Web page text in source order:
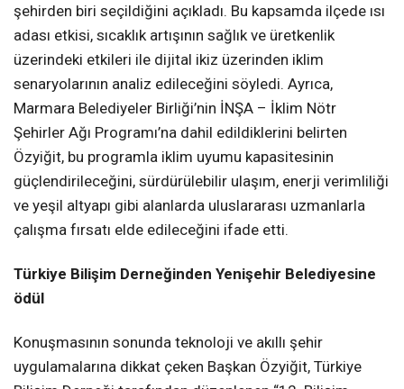
şehirden biri seçildiğini açıkladı. Bu kapsamda ilçede ısı
adası etkisi, sıcaklık artışının sağlık ve üretkenlik
üzerindeki etkileri ile dijital ikiz üzerinden iklim
senaryolarının analiz edileceğini söyledi. Ayrıca,
Marmara Belediyeler Birliği’nin İNŞA – İklim Nötr
Şehirler Ağı Programı’na dahil edildiklerini belirten
Özyiğit, bu programla iklim uyumu kapasitesinin
güçlendirileceğini, sürdürülebilir ulaşım, enerji verimliliği
ve yeşil altyapı gibi alanlarda uluslararası uzmanlarla
çalışma fırsatı elde edileceğini ifade etti.
Türkiye Bilişim Derneğinden Yenişehir Belediyesine
ödül
Konuşmasının sonunda teknoloji ve akıllı şehir
uygulamalarına dikkat çeken Başkan Özyiğit, Türkiye